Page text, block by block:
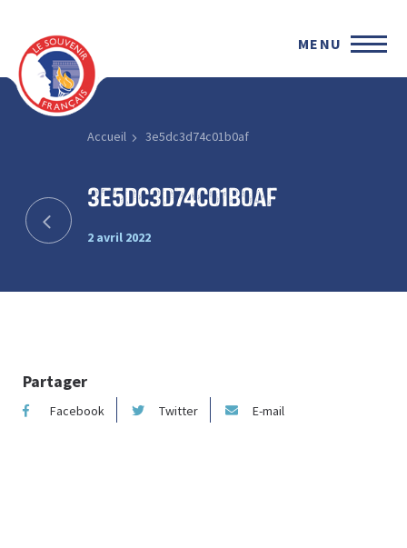
MENU
Accueil 3e5dc3d74c01b0af
3e5dc3d74c01b0af
2 avril 2022
Partager
Facebook Twitter E-mail